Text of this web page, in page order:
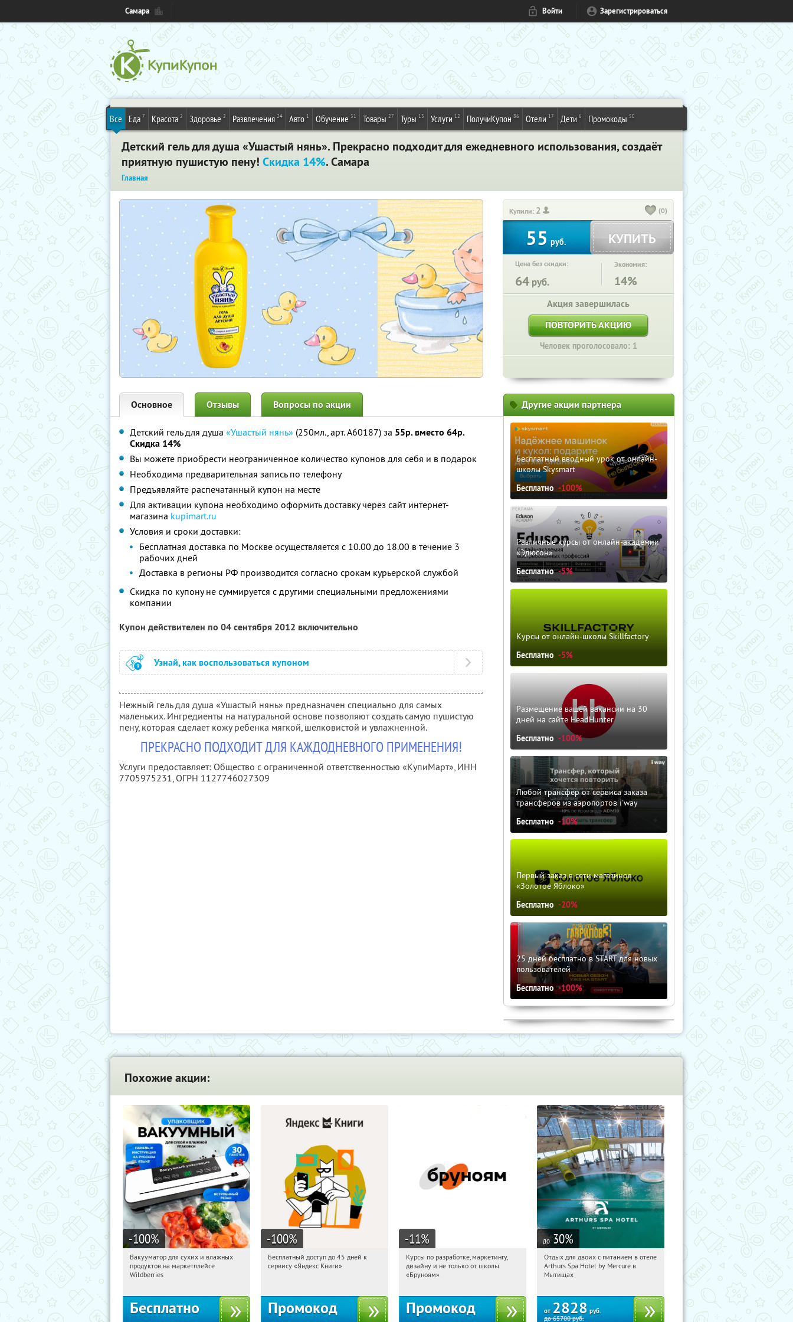
Самара Войти Зарегистрироваться
Все Еда 7 Красота 2 Здоровье 2 Развлечения 24 Авто 1 Обучение 31 Товары 27 Туры 13 Услуги 12 ПолучиКупон 86 Отели 17 Дети 6 Промокоды 50
Детский гель для душа «Ушастый нянь». Прекрасно подходит для ежедневного использования, создаёт
приятную пушистую пену! Скидка 14%. Самара
Главная
Купили: 2 (0)
55 руб. КУПИТЬ
Цена без скидки:
64 руб.
Экономия:
14%
Акция завершилась
ПОВТОРИТЬ АКЦИЮ
Человек проголосовало: 1
Основное Отзывы Вопросы по акции
Детский гель для душа «Ушастый нянь» (250мл., арт. A60187) за 55р. вместо 64р.
Скидка 14%
Вы можете приобрести неограниченное количество купонов для себя и в подарок
Необходима предварительная запись по телефону
Предъявляйте распечатанный купон на месте
Для активации купона необходимо оформить доставку через сайт интернет-
магазина kupimart.ru
Условия и сроки доставки:
Бесплатная доставка по Москве осуществляется с 10.00 до 18.00 в течение 3
рабочих дней
Доставка в регионы РФ производится согласно срокам курьерской службой
Скидка по купону не суммируется с другими специальными предложениями
компании
Купон действителен по 04 сентября 2012 включительно
Узнай, как воспользоваться купоном
Нежный гель для душа «Ушастый нянь» предназначен специально для самых
маленьких. Ингредиенты на натуральной основе позволяют создать самую пушистую
пену, которая сделает кожу ребенка мягкой, шелковистой и увлажненной.
ПРЕКРАСНО ПОДХОДИТ ДЛЯ КАЖДОДНЕВНОГО ПРИМЕНЕНИЯ!
Услуги предоставляет: Общество с ограниченной ответственностью «КупиМарт», ИНН
7705975231, ОГРН 1127746027309
Другие акции партнера
Бесплатный вводный урок от онлайн-
школы Skysmart
Бесплатно -100%
Различные курсы от онлайн-академии
«Эдюсон»
Бесплатно -5%
Курсы от онлайн-школы Skillfactory
Бесплатно -5%
Размещение вашей вакансии на 30
дней на сайте HeadHunter
Бесплатно -100%
Любой трансфер от сервиса заказа
трансферов из аэропортов i'way
Бесплатно -10%
Первый заказ в сети магазинов
«Золотое Яблоко»
Бесплатно -20%
25 дней бесплатно в START для новых
пользователей
Бесплатно -100%
Похожие акции:
-100%
18:09:22 Получили:181
Россия
Вакууматор для сухих и влажных
продуктов на маркетплейсе
Wildberries
Бесплатно
-100%
18:09:22
Получи первым!
Бесплатный доступ до 45 дней к
сервису «Яндекс Книги»
Промокод
-11%
18:09:22
Получи первым!
Россия
Курсы по разработке, маркетингу,
дизайну и не только от школы
«Бруноям»
Промокод
до 30%
18:09:22
Купи первым!
Московская обл., г. Мытищи, д.
Отдых для двоих с питанием в отеле
Arthurs Spa Hotel by Mercure в
Мытищах
от 2828 руб.
до65700руб.